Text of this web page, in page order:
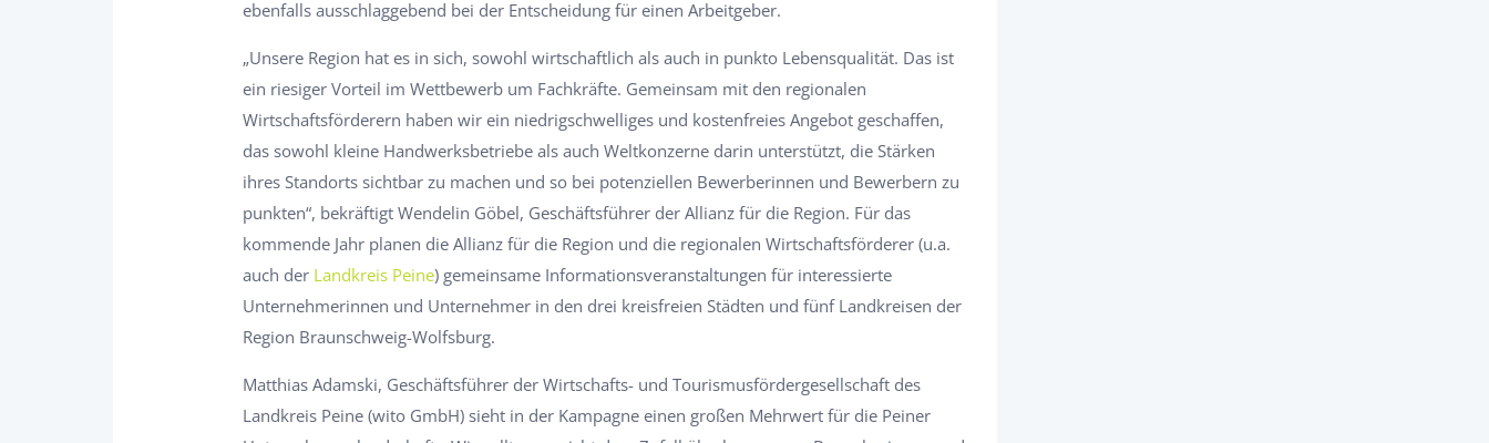
ebenfalls ausschlaggebend bei der Entscheidung für einen Arbeitgeber.
„Unsere Region hat es in sich, sowohl wirtschaftlich als auch in punkto Lebensqualität. Das ist
ein riesiger Vorteil im Wettbewerb um Fachkräfte. Gemeinsam mit den regionalen
Wirtschaftsförderern haben wir ein niedrigschwelliges und kostenfreies Angebot geschaffen,
das sowohl kleine Handwerksbetriebe als auch Weltkonzerne darin unterstützt, die Stärken
ihres Standorts sichtbar zu machen und so bei potenziellen Bewerberinnen und Bewerbern zu
punkten“, bekräftigt Wendelin Göbel, Geschäftsführer der Allianz für die Region. Für das
kommende Jahr planen die Allianz für die Region und die regionalen Wirtschaftsförderer (u.a.
auch der Landkreis Peine) gemeinsame Informationsveranstaltungen für interessierte
Unternehmerinnen und Unternehmer in den drei kreisfreien Städten und fünf Landkreisen der
Region Braunschweig-Wolfsburg.
Matthias Adamski, Geschäftsführer der Wirtschafts- und Tourismusfördergesellschaft des
Landkreis Peine (wito GmbH) sieht in der Kampagne einen großen Mehrwert für die Peiner